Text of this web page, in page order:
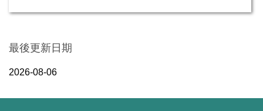
最後更新日期
2026-08-06